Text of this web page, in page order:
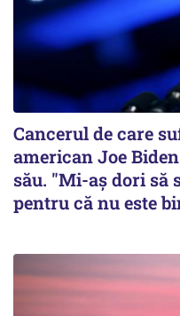
Cancerul de care
american Joe
său. "Mi-aș dori să
pentru că nu este